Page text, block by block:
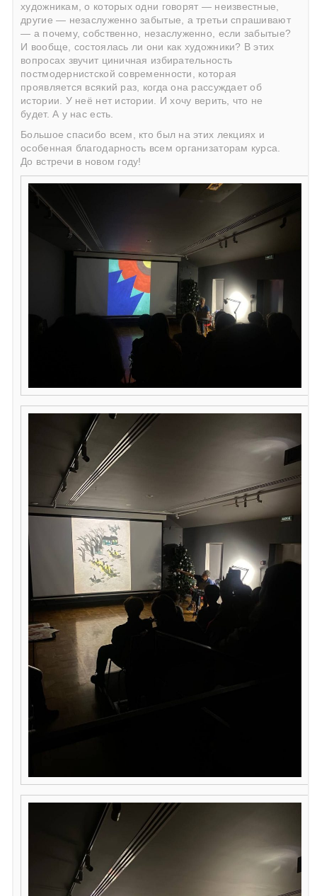
художникам, о которых одни говорят — неизвестные,
другие — незаслуженно забытые, а третьи спрашивают
— а почему, собственно, незаслуженно, если забытые?
И вообще, состоялась ли они как художники? В этих
вопросах звучит циничная избирательность
постмодернистской современности, которая
проявляется всякий раз, когда она рассуждает об
истории. У неё нет истории. И хочу верить, что не
будет. А у нас есть.
Большое спасибо всем, кто был на этих лекциях и
особенная благодарность всем организаторам курса.
До встречи в новом году!